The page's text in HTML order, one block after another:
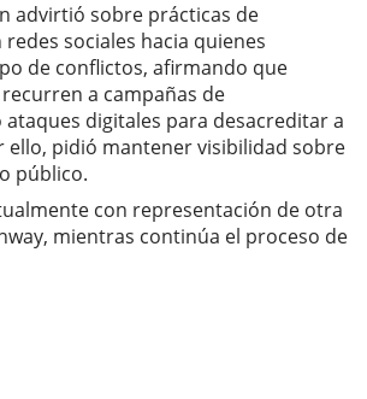
advirtió sobre prácticas de
sociales hacia quienes
de conflictos, afirmando que
a campañas de
digitales para desacreditar a
ello, pidió mantener visibilidad sobre
público.
con representación de otra
mientras continúa el proceso de